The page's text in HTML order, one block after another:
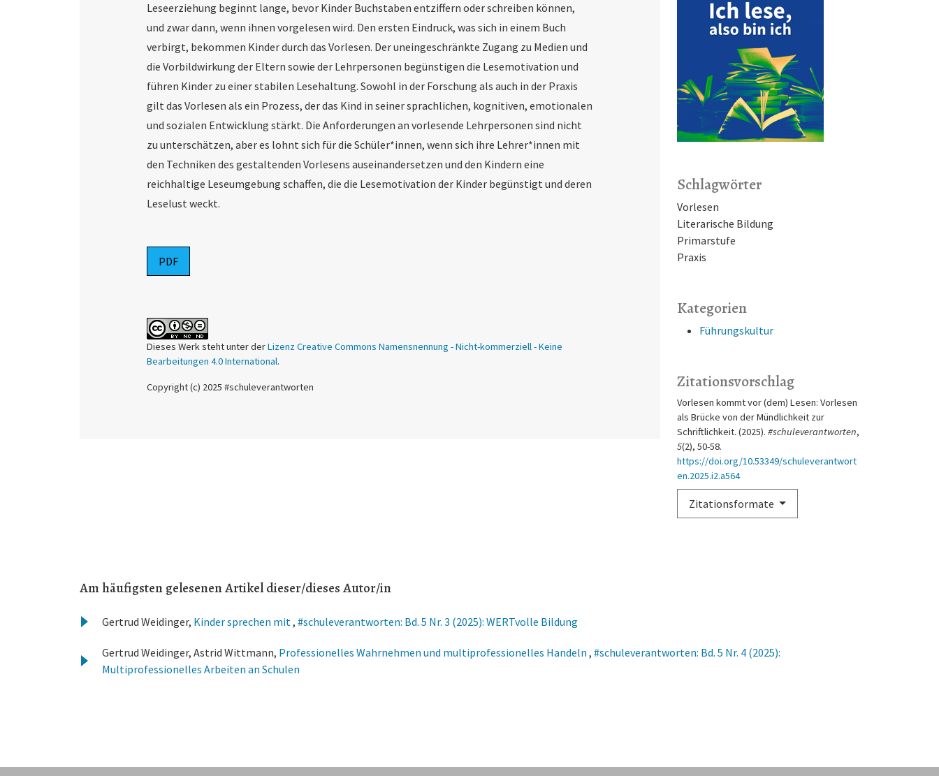
Schlagwörter
Vorlesen
Literarische Bildung
Primarstufe
Praxis
Kategorien
Führungskultur
Zitationsvorschlag
Vorlesen kommt vor (dem) Lesen: Vorlesen
als Brücke von der Mündlichkeit zur
Schriftlichkeit. (2025). #schuleverantworten,
5(2), 50-58.
https://doi.org/10.53349/schuleverantwort
en.2025.i2.a564
Zitationsformate
Leseerziehung beginnt lange, bevor Kinder Buchstaben entziffern oder schreiben können,
und zwar dann, wenn ihnen vorgelesen wird. Den ersten Eindruck, was sich in einem Buch
verbirgt, bekommen Kinder durch das Vorlesen. Der uneingeschränkte Zugang zu Medien und
die Vorbildwirkung der Eltern sowie der Lehrpersonen begünstigen die Lesemotivation und
führen Kinder zu einer stabilen Lesehaltung. Sowohl in der Forschung als auch in der Praxis
gilt das Vorlesen als ein Prozess, der das Kind in seiner sprachlichen, kognitiven, emotionalen
und sozialen Entwicklung stärkt. Die Anforderungen an vorlesende Lehrpersonen sind nicht
zu unterschätzen, aber es lohnt sich für die Schüler*innen, wenn sich ihre Lehrer*innen mit
den Techniken des gestaltenden Vorlesens auseinandersetzen und den Kindern eine
reichhaltige Leseumgebung schaffen, die die Lesemotivation der Kinder begünstigt und deren
Leselust weckt.
PDF
Dieses Werk steht unter derLizenz Creative Commons Namensnennung - Nicht-kommerziell - Keine
Bearbeitungen 4.0 International.
Copyright (c) 2025 #schuleverantworten
Am häufigsten gelesenen Artikel dieser/dieses Autor/in
Gertrud Weidinger, Kinder sprechen mit , #schuleverantworten: Bd. 5 Nr. 3 (2025): WERTvolle Bildung
Gertrud Weidinger, Astrid Wittmann, Professionelles Wahrnehmen und multiprofessionelles Handeln , #schuleverantworten: Bd. 5 Nr. 4 (2025):
Multiprofessionelles Arbeiten an Schulen